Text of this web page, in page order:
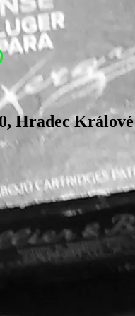
Hradec Králové